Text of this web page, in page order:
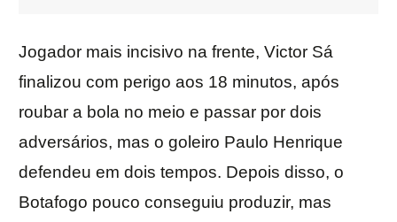
Jogador mais incisivo na frente, Victor Sá
finalizou com perigo aos 18 minutos, após
roubar a bola no meio e passar por dois
adversários, mas o goleiro Paulo Henrique
defendeu em dois tempos. Depois disso, o
Botafogo pouco conseguiu produzir, mas